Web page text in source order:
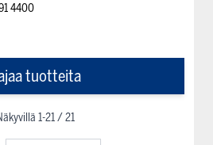
4400
tuotteita
1-21/21